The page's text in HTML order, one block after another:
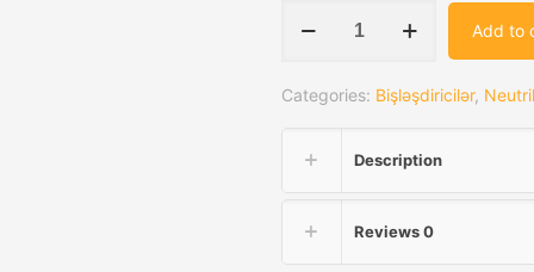
quantity
Add to
Categories: Bişləşdiricilər,
Description
Reviews0